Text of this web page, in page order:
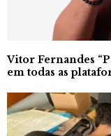
Vitor Fernandes
em todas as